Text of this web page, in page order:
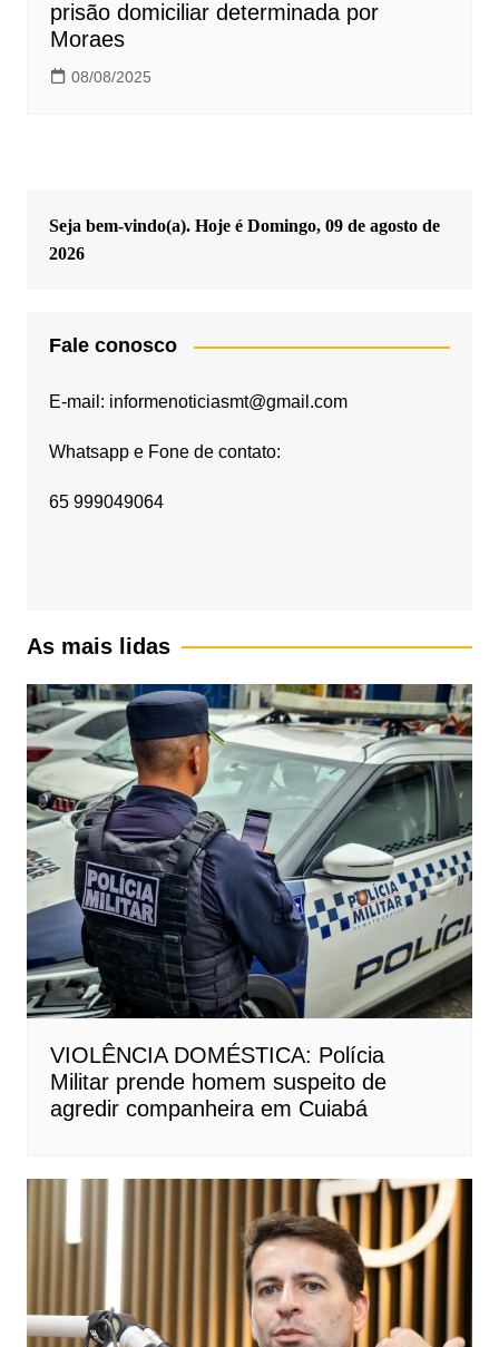
prisão domiciliar determinada por
Moraes
08/08/2025
Seja bem-vindo(a). Hoje é Domingo, 09 de agosto de
2026
Fale conosco
E-mail: informenoticiasmt@gmail.com
Whatsapp e Fone de contato:
65 999049064
As mais lidas
VIOLÊNCIA DOMÉSTICA: Polícia
Militar prende homem suspeito de
agredir companheira em Cuiabá